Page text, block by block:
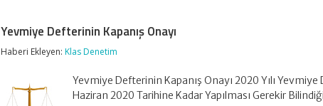
Yevmiye Defterinin Kapanış Onayı
Haberi Ekleyen:Klas Denetim
Yevmiye Defterinin Kapanış Onayı 2020 Yılı
Haziran 2020 Tarihine Kadar Yapılması Gerekir